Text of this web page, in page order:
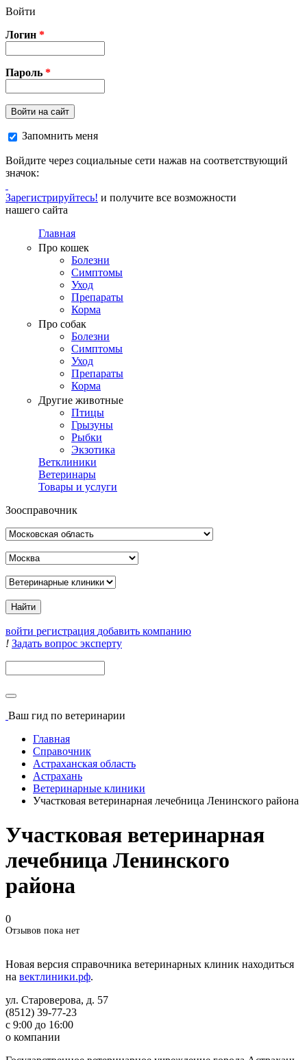
Перейти к основному содержанию
Войти
Логин *
Пароль *
Войти на сайт
Запомнить меня
Войдите через социальные сети нажав на соответствующий
значок:
Зарегистрируйтесь! и получите все возможности
нашего сайта
Главная
Про кошек
Болезни
Симптомы
Уход
Препараты
Корма
Про собак
Болезни
Симптомы
Уход
Препараты
Корма
Другие животные
Птицы
Грызуны
Рыбки
Экзотика
Ветклиники
Ветеринары
Товары и услуги
Зоосправочник
войти регистрация добавить компанию
! Задать вопрос эксперту
Ваш гид по ветеринарии
Главная
Справочник
Астраханская область
Астрахань
Ветеринарные клиники
Участковая ветеринарная лечебница Ленинского района
Участковая ветеринарная
лечебница Ленинского
района
0
Отзывов пока нет
Новая версия справочника ветеринарных клиник находиться
на вектлиники.рф.
ул. Староверова, д. 57
(8512) 39-77-23
с 9:00 до 16:00
о компании